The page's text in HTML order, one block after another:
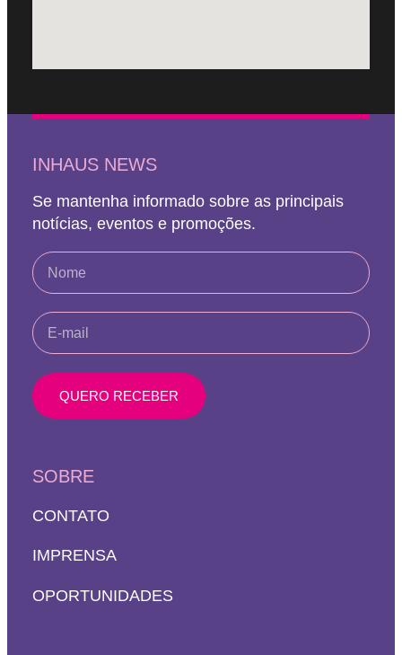
INHAUS NEWS
Se mantenha informado sobre as principais
notícias, eventos e promoções.
QUERO RECEBER
SOBRE
CONTATO
IMPRENSA
OPORTUNIDADES